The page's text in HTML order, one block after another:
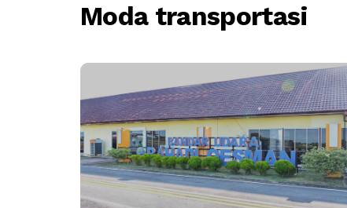
Moda transportasi